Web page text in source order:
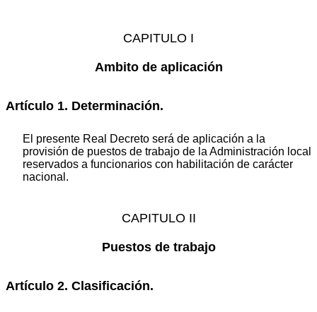
CAPITULO I
Ambito de aplicación
Artículo 1. Determinación.
El presente Real Decreto será de aplicación a la
provisión de puestos de trabajo de la Administración local
reservados a funcionarios con habilitación de carácter
nacional.
CAPITULO II
Puestos de trabajo
Artículo 2. Clasificación.